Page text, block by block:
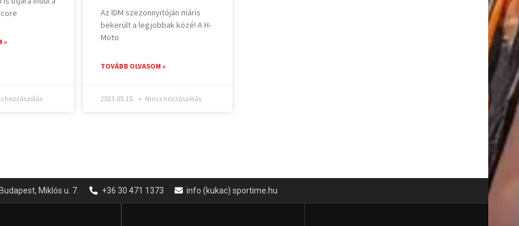
»
hozzászólás
Az IDM szezonnyitóján máris
bekerült a legjobbak közé! A H-
Moto
TOVÁBB OLVASOM »
2023.05.15. Nincs hozzászólás
Miklós u. 7. +36 30 471 1373 info (kukac) sportime.hu